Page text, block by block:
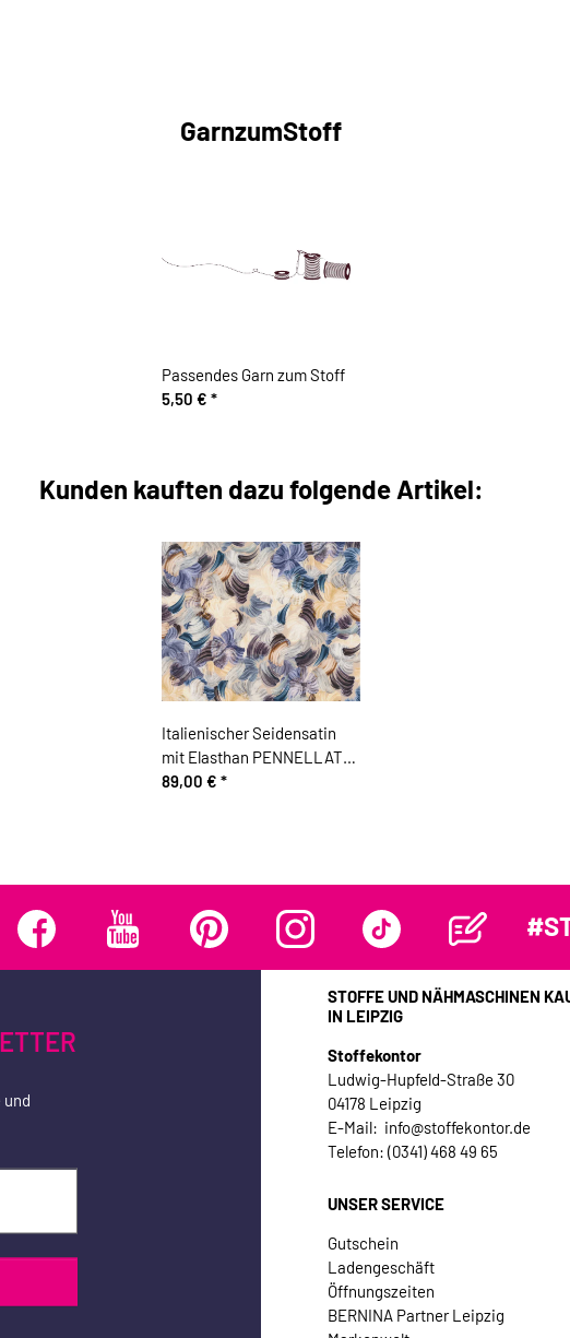
GarnzumStoff
Passendes Garn zum Stoff
5,50 € *
Kunden kauften dazu folgende Artikel:
Italienischer Seidensatin
mit Elasthan PENNELLATA,
Blütenmuster, matt, creme-
89,00 € *
und
STOFFE UND NÄHMASCHINEN
IN LEIPZIG
Stoffekontor
Ludwig-Hupfeld-Straße 30
04178 Leipzig
E-Mail: info@stoffekontor.de
Telefon: (0341) 468 49 65
UNSER SERVICE
Gutschein
Ladengeschäft
Öffnungszeiten
BERNINA Partner Leipzig